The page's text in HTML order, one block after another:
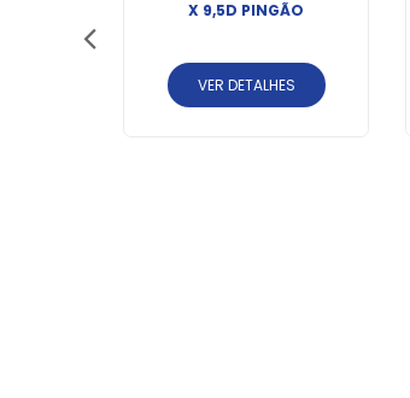
X 9,5D PINGÃO
VER DETALHES